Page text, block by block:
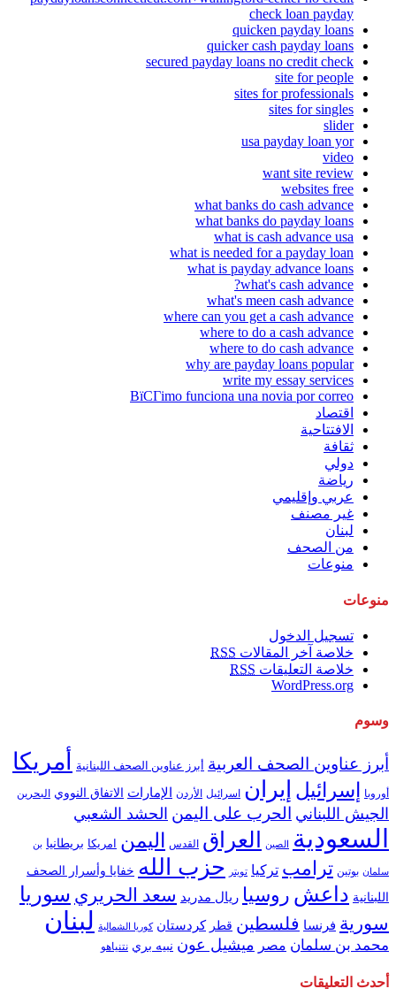
check loan payday
quicken payday loans
quicker cash payday loans
secured payday loans no credit check
site for people
sites for professionals
sites for singles
slider
usa payday loan yor
video
want site review
websites free
what banks do cash advance
what banks do payday loans
what is cash advance usa
what is needed for a payday loan
what is payday advance loans
what's cash advance?
what's meen cash advance
where can you get a cash advance
where to do a cash advance
where to do cash advance
why are payday loans popular
write my essay services
ВїCГіmo funciona una novia por correo
اقتصاد
الافتتاحية
ثقافة
دولي
رياضة
عربي وإقليمي
غير مصنف
لبنان
من الصحف
منوعات
منوعات
تسجيل الدخول
خلاصة آخر المقالات RSS
خلاصة التعليقات RSS
WordPress.org
وسوم
أبرز عناوين الصحف العربية أبرز عناوين الصحف اللبنانية أمريكا
أوروبا إسرائيل إيران اسرائيل الأردن الإمارات الاتفاق النووي البحرين
الجيش اللبناني الحرب على اليمن الحشد الشعبي
السعودية الصين العراق القدس اليمن امريكا بريطانيا بن
سلمان بوتين ترامب تركيا تويتر حزب الله خفايا وأسرار الصحف
اللبنانية داعش روسيا ريال مدريد سعد الحريري سوريا
سورية فرنسا فلسطين قطر كردستان كوريا الشمالية لبنان
محمد بن سلمان مصر ميشيل عون نبيه بري نتنياهو
أحدث التعليقات